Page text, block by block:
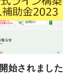
始されました